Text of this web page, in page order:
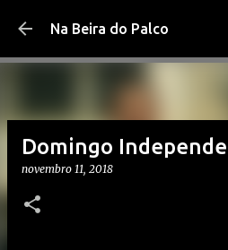
Pular para o
Na Beira do Palco
Domingo
novembro 11, 2018